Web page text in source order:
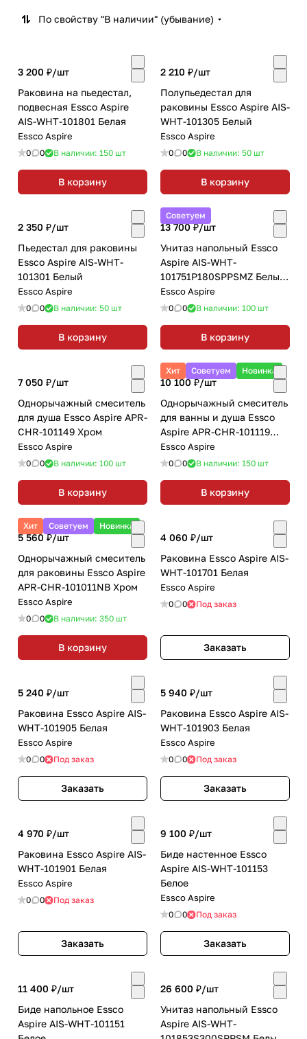
По свойству "В наличии" (убывание)
3 200 ₽/шт
Раковина на пьедестал,
подвесная Essco Aspire
AIS-WHT-101801 Белая
Essco Aspire
0 0 В наличии: 150 шт
В корзину
2 210 ₽/шт
Полупьедестал для
раковины Essco Aspire AIS-
WHT-101305 Белый
Essco Aspire
0 0 В наличии: 50 шт
В корзину
2 350 ₽/шт
Пьедестал для раковины
Essco Aspire AIS-WHT-
101301 Белый
Essco Aspire
0 0 В наличии: 50 шт
В корзину
Советуем
13 700 ₽/шт
Унитаз напольный Essco
Aspire AIS-WHT-
101751P180SPPSMZ Белый
с бачком
Essco Aspire
0 0 В наличии: 100 шт
В корзину
7 050 ₽/шт
Однорычажный смеситель
для душа Essco Aspire APR-
CHR-101149 Хром
Essco Aspire
0 0 В наличии: 100 шт
В корзину
Хит Советуем Новинка
10 100 ₽/шт
Однорычажный смеситель
для ванны и душа Essco
Aspire APR-CHR-101119
Хром
Essco Aspire
0 0 В наличии: 150 шт
В корзину
Хит Советуем Новинка
5 560 ₽/шт
Однорычажный смеситель
для раковины Essco Aspire
APR-CHR-101011NB Хром
Essco Aspire
0 0 В наличии: 350 шт
В корзину
4 060 ₽/шт
Раковина Essco Aspire AIS-
WHT-101701 Белая
Essco Aspire
0 0 Под заказ
Заказать
5 240 ₽/шт
Раковина Essco Aspire AIS-
WHT-101905 Белая
Essco Aspire
0 0 Под заказ
Заказать
5 940 ₽/шт
Раковина Essco Aspire AIS-
WHT-101903 Белая
Essco Aspire
0 0 Под заказ
Заказать
4 970 ₽/шт
Раковина Essco Aspire AIS-
WHT-101901 Белая
Essco Aspire
0 0 Под заказ
Заказать
9 100 ₽/шт
Биде настенное Essco
Aspire AIS-WHT-101153
Белое
Essco Aspire
0 0 Под заказ
Заказать
11 400 ₽/шт
Биде напольное Essco
Aspire AIS-WHT-101151
26 600 ₽/шт
Унитаз напольный Essco
Aspire AIS-WHT-